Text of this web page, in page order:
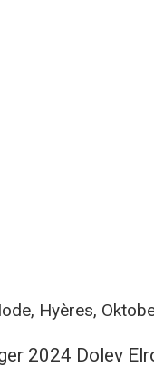
Hyères,
2024 Dolev